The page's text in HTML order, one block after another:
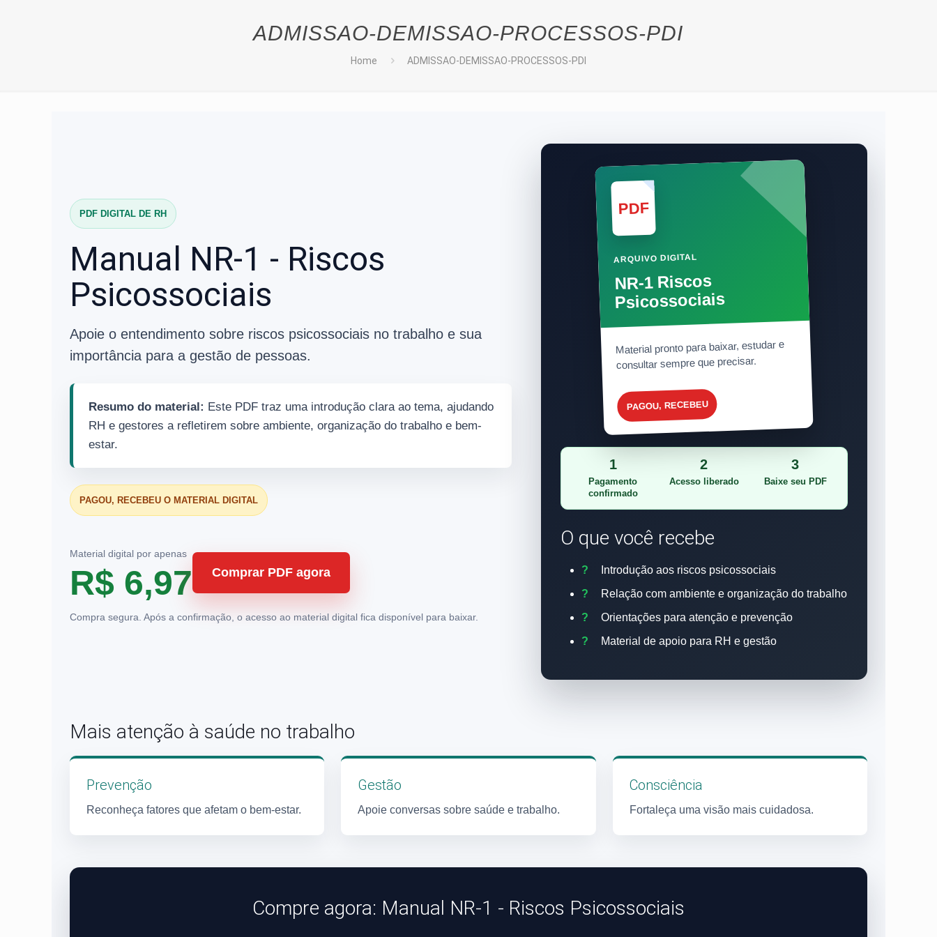
ADMISSAO-DEMISSAO-PROCESSOS-PDI
Home ADMISSAO-DEMISSAO-PROCESSOS-PDI
PDF DIGITAL DE RH
Manual NR-1 - Riscos
Psicossociais
Apoie o entendimento sobre riscos psicossociais no trabalho e sua
importância para a gestão de pessoas.
Resumo do material: Este PDF traz uma introdução clara ao tema, ajudando
RH e gestores a refletirem sobre ambiente, organização do trabalho e bem-
estar.
PAGOU, RECEBEU O MATERIAL DIGITAL
Material digital por apenas
R$ 6,97 Comprar PDF agora
Compra segura. Após a confirmação, o acesso ao material digital fica disponível para baixar.
PDF
ARQUIVO DIGITAL
NR-1 Riscos
Psicossociais
Material pronto para baixar, estudar e
consultar sempre que precisar.
PAGOU, RECEBEU
1
Pagamento
confirmado
2
Acesso liberado
3
Baixe seu PDF
O que você recebe
Introdução aos riscos psicossociais
Relação com ambiente e organização do trabalho
Orientações para atenção e prevenção
Material de apoio para RH e gestão
Mais atenção à saúde no trabalho
Prevenção
Reconheça fatores que afetam o bem-estar.
Gestão
Apoie conversas sobre saúde e trabalho.
Consciência
Fortaleça uma visão mais cuidadosa.
Compre agora: Manual NR-1 - Riscos Psicossociais